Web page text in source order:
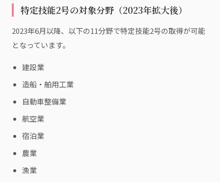
特定技能2号の対象分野（2023年拡大後）
2023年6月以降、以下の11分野で特定技能2号の取得が可能
となっています。
建設業
造船・舶用工業
自動車整備業
航空業
宿泊業
農業
漁業